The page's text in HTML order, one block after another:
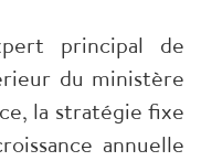
principal de
du ministère
la stratégie fixe
annuelle